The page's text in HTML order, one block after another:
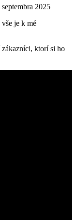
septembra 2025
je k mé
ktorí si ho